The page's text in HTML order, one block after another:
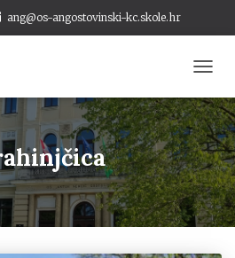
ang@os-angostovinski-kc.skole.hr